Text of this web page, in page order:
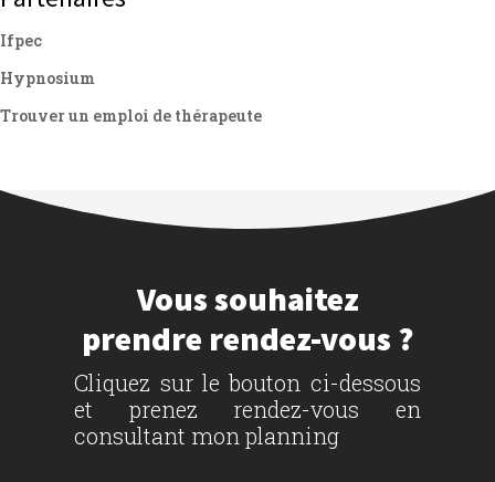
Ifpec
Hypnosium
Trouver un emploi de thérapeute
Vous souhaitez
prendre rendez-vous ?
Cliquez sur le bouton ci-dessous
et prenez rendez-vous en
consultant mon planning